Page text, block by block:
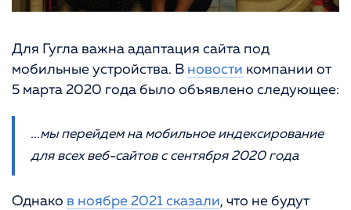
Для Гугла важна адаптация сайта под
мобильные устройства. В новости компании от
5 марта 2020 года было объявлено следующее:
...мы перейдем на мобильное индексирование
для всех веб-сайтов с сентября 2020 года
Однако в ноябре 2021 сказали, что не будут